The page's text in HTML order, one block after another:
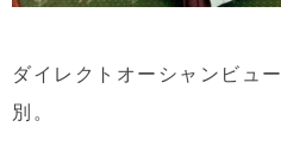
ダイレクトオーシャンビュ
別。